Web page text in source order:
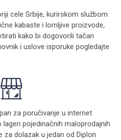
cele Srbije, kurirskom službom
kabaste i lomljive proizvode,
kako bi dogovorili tačan
i uslove isporuke pogledajte
za poručivanje u internet
pojedinačnih maloprodajnih
za dolazak u jedan od Diplon